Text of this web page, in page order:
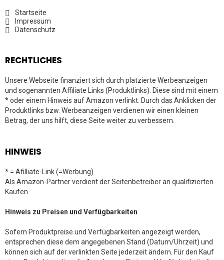
Startseite
Impressum
Datenschutz
RECHTLICHES
Unsere Webseite finanziert sich durch platzierte Werbeanzeigen
und sogenannten Affiliate Links (Produktlinks). Diese sind mit einem
* oder einem Hinweis auf Amazon verlinkt. Durch das Anklicken der
Produktlinks bzw. Werbeanzeigen verdienen wir einen kleinen
Betrag, der uns hilft, diese Seite weiter zu verbessern.
HINWEIS
* = Afilliate-Link (=Werbung)
Als Amazon-Partner verdient der Seitenbetreiber an qualifizierten
Käufen.
Hinweis zu Preisen und Verfügbarkeiten
Sofern Produktpreise und Verfügbarkeiten angezeigt werden,
entsprechen diese dem angegebenen Stand (Datum/Uhrzeit) und
können sich auf der verlinkten Seite jederzeit ändern. Für den Kauf